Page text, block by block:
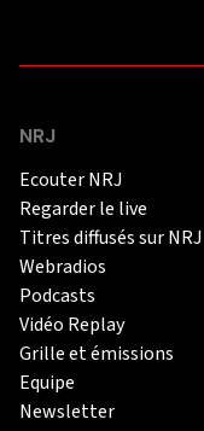
NRJ
Ecouter NRJ
Regarder le live
Titres diffusés sur NRJ
Webradios
Podcasts
Vidéo Replay
Grille et émissions
Equipe
Newsletter